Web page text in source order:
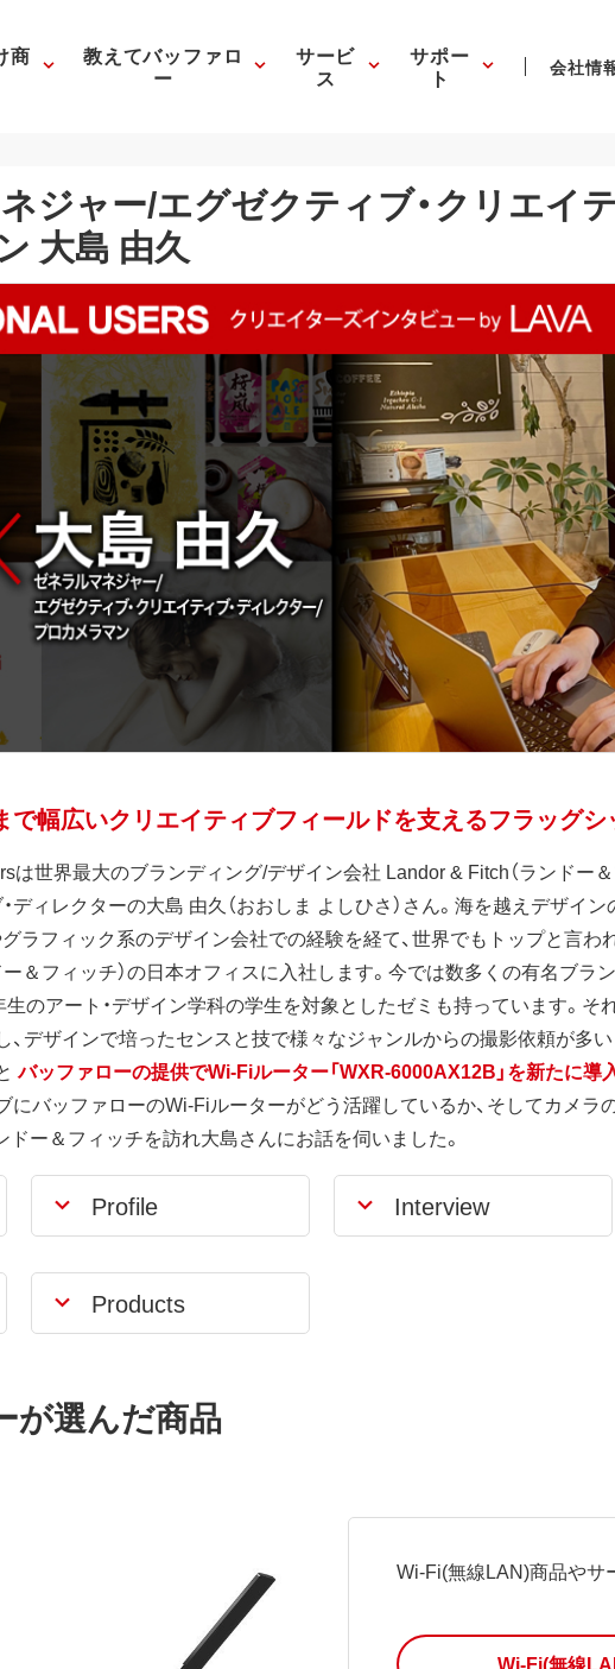
商 教えてバッファロ
ー
サービ
ス
サポー
ト 会社情
ジャー/エグゼクティブ・クリエイ
大島 由久
で幅広いクリエイティブフィールドを支えるフラッグ
世界最大のブランディング/デザイン会社 Landor & Fitch（ランドー
ディレクターの大島 由久（おおしま よしひさ）さん。海を越えデザイ
ラフィック系のデザイン会社での経験を経て、世界でもトップと言
＆フィッチ）の日本オフィスに入社します。今では数多くの有名ブラ
のアート・デザイン学科の学生を対象としたゼミも持っています。それ
デザインで培ったセンスと技で様々なジャンルからの撮影依頼が多
バッファローの提供でWi-Fiルーター「WXR-6000AX12B」を新たに導
にバッファローのWi-Fiルーターがどう活躍しているか、そしてカメラ
ドー＆フィッチを訪れ大島さんにお話を伺いました。
Profile Interview
Products
が選んだ商品
Wi-Fi(無線LAN)商品やサ
Wi-Fi(無線